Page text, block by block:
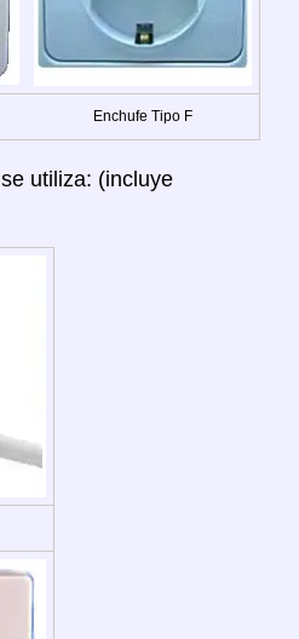
Enchufe Tipo F
se utiliza: (incluye